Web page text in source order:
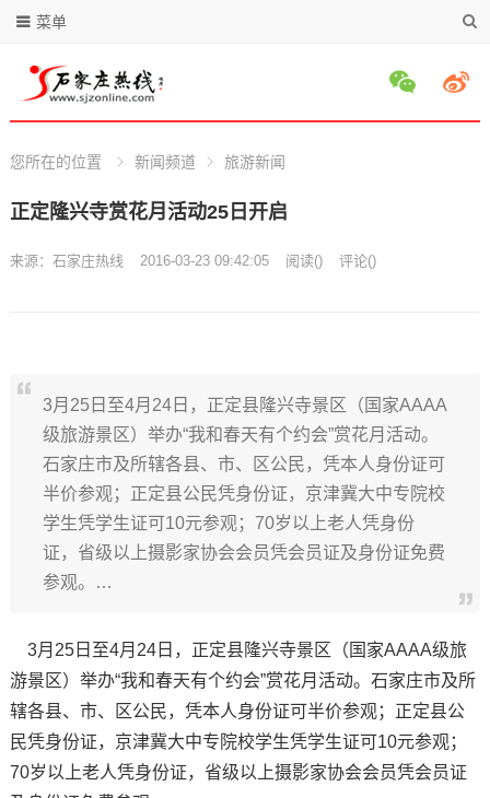
菜单
您所在的位置 新闻频道 旅游新闻
正定隆兴寺赏花月活动25日开启
来源： 石家庄热线 2016-03-23 09:42:05 阅读() 评论()
3月25日至4月24日，正定县隆兴寺景区（国家AAAA
级旅游景区）举办“我和春天有个约会”赏花月活动。
石家庄市及所辖各县、市、区公民，凭本人身份证可
半价参观；正定县公民凭身份证，京津冀大中专院校
学生凭学生证可10元参观；70岁以上老人凭身份
证，省级以上摄影家协会会员凭会员证及身份证免费
参观。…
3月25日至4月24日，正定县隆兴寺景区（国家AAAA级旅
游景区）举办“我和春天有个约会”赏花月活动。石家庄市及所
辖各县、市、区公民，凭本人身份证可半价参观；正定县公
民凭身份证，京津冀大中专院校学生凭学生证可10元参观；
70岁以上老人凭身份证，省级以上摄影家协会会员凭会员证